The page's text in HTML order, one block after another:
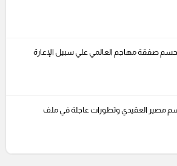
صفقة مهاجم العالمي علي سبيل الإعارة
حسم مصير العقيدي وتطورات عاجلة في ملف